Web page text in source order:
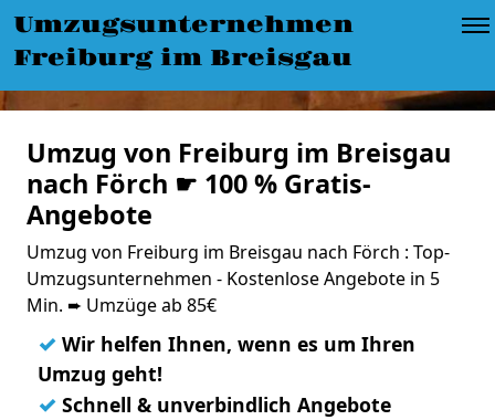
Umzugsunternehmen
Freiburg im Breisgau
Umzug von Freiburg im Breisgau
nach Förch ☛ 100 % Gratis-
Angebote
Umzug von Freiburg im Breisgau nach Förch : Top-
Umzugsunternehmen - Kostenlose Angebote in 5
Min. ➨ Umzüge ab 85€
✓ Wir helfen Ihnen, wenn es um Ihren
Umzug geht!
✓ Schnell & unverbindlich Angebote